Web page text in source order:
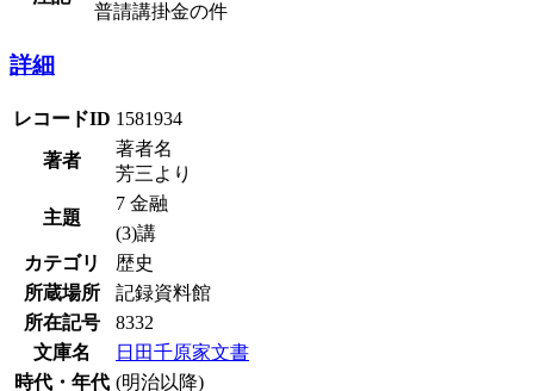
普請講掛金の件
詳細
レコードID 1581934
著者
著者名
芳三より
主題
7 金融
(3)講
カテゴリ
歴史
所蔵場所
記録資料館
所在記号
8332
文庫名
日田千原家文書
時代・年代 (明治以降)